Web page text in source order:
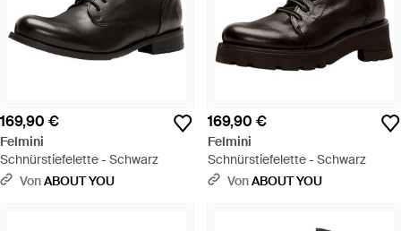
169,90 €
Felmini
Schnürstiefelette - Schwarz
VonABOUT YOU
169,90 €
Felmini
Schnürstiefelette - Schwarz
VonABOUT YOU